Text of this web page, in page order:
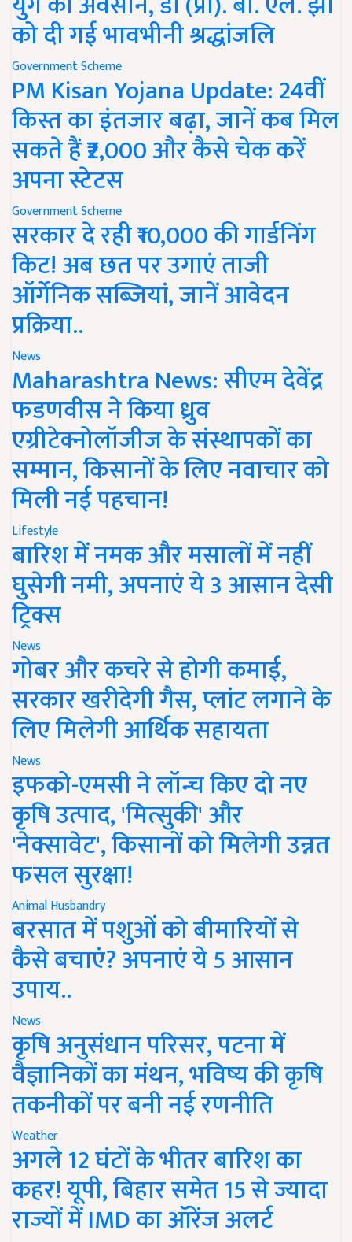
को दी गई भावभीनी श्रद्धांजलि
Government Scheme
PM Kisan Yojana Update: 24वीं
किस्त का इंतजार बढ़ा, जानें कब मिल
सकते हैं ₹2,000 और कैसे चेक करें
अपना स्टेटस
Government Scheme
सरकार दे रही ₹10,000 की गार्डनिंग
किट! अब छत पर उगाएं ताजी
ऑर्गेनिक सब्जियां, जानें आवेदन
प्रक्रिया..
News
Maharashtra News: सीएम देवेंद्र
फडणवीस ने किया ध्रुव
एग्रीटेक्नोलॉजीज के संस्थापकों का
सम्मान, किसानों के लिए नवाचार को
मिली नई पहचान!
Lifestyle
बारिश में नमक और मसालों में नहीं
घुसेगी नमी, अपनाएं ये 3 आसान देसी
ट्रिक्स
News
गोबर और कचरे से होगी कमाई,
सरकार खरीदेगी गैस, प्लांट लगाने के
लिए मिलेगी आर्थिक सहायता
News
इफको-एमसी ने लॉन्च किए दो नए
कृषि उत्पाद, 'मित्सुकी' और
'नेक्सावेट', किसानों को मिलेगी उन्नत
फसल सुरक्षा!
Animal Husbandry
बरसात में पशुओं को बीमारियों से
कैसे बचाएं? अपनाएं ये 5 आसान
उपाय..
News
कृषि अनुसंधान परिसर, पटना में
वैज्ञानिकों का मंथन, भविष्य की कृषि
तकनीकों पर बनी नई रणनीति
Weather
अगले 12 घंटों के भीतर बारिश का
कहर! यूपी, बिहार समेत 15 से ज्यादा
राज्यों में IMD का ऑरेंज अलर्ट